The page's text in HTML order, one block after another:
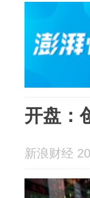
开盘：
新浪财经